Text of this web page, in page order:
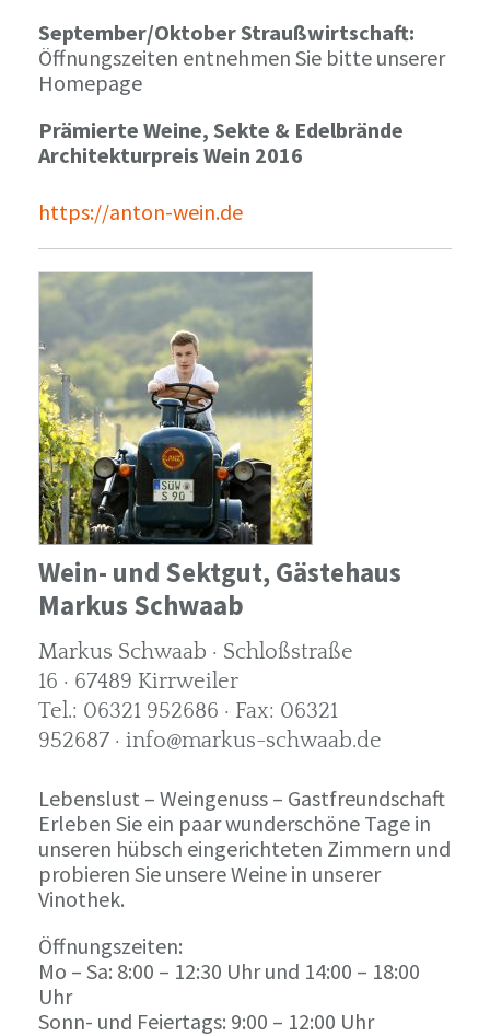
September/Oktober Straußwirtschaft:
Öffnungszeiten entnehmen Sie bitte unserer
Homepage
Prämierte Weine, Sekte & Edelbrände
Architekturpreis Wein 2016
https://anton-wein.de
Wein- und Sektgut, Gästehaus
Markus Schwaab
Markus Schwaab · Schloßstraße
16 · 67489 Kirrweiler
Tel.: 06321 952686 · Fax: 06321
952687 · info@markus-schwaab.de
Lebenslust – Weingenuss – Gastfreundschaft
Erleben Sie ein paar wunderschöne Tage in
unseren hübsch eingerichteten Zimmern und
probieren Sie unsere Weine in unserer
Vinothek.
Öffnungszeiten:
Mo – Sa: 8:00 – 12:30 Uhr und 14:00 – 18:00
Uhr
Sonn- und Feiertags: 9:00 – 12:00 Uhr